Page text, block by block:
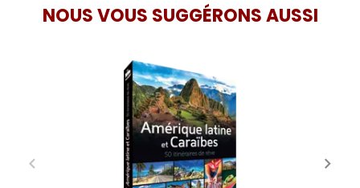
NOUS VOUS SUGGÉRONS AUSSI